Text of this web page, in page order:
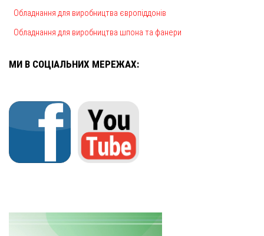
Обладнання для виробництва європіддонів
Обладнання для виробництва шпона та фанери
МИ В СОЦІАЛЬНИХ МЕРЕЖАХ: